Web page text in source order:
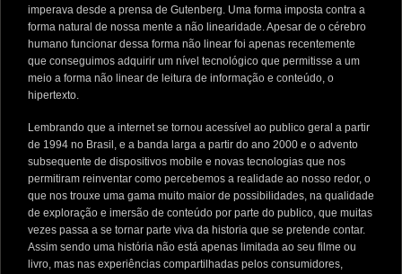
imperava desde a prensa de Gutenberg. Uma forma imposta contra a
forma natural de nossa mente a não linearidade. Apesar de o cérebro
humano funcionar dessa forma não linear foi apenas recentemente
que conseguimos adquirir um nível tecnológico que permitisse a um
meio a forma não linear de leitura de informação e conteúdo, o
hipertexto.
Lembrando que a internet se tornou acessível ao publico geral a partir
de 1994 no Brasil, e a banda larga a partir do ano 2000 e o advento
subsequente de dispositivos mobile e novas tecnologias que nos
permitiram reinventar como percebemos a realidade ao nosso redor, o
que nos trouxe uma gama muito maior de possibilidades, na qualidade
de exploração e imersão de conteúdo por parte do publico, que muitas
vezes passa a se tornar parte viva da historia que se pretende contar.
Assim sendo uma história não está apenas limitada ao seu filme ou
livro, mas nas experiências compartilhadas pelos consumidores,